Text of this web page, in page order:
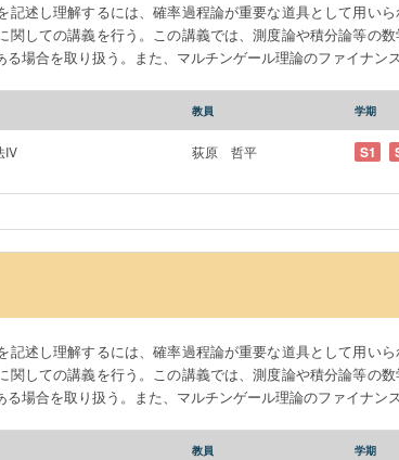
記述し理解するには、確率過程論が重要な道具として用い
関しての講義を行う。この講義では、測度論や積分論等の
場合を取り扱う。また、マルチンゲール理論のファイナン
教員 学期
IV 荻原 哲平 S1
記述し理解するには、確率過程論が重要な道具として用い
関しての講義を行う。この講義では、測度論や積分論等の
場合を取り扱う。また、マルチンゲール理論のファイナン
教員 学期